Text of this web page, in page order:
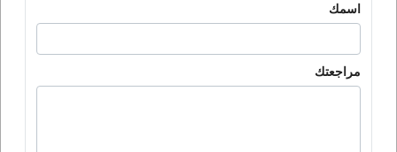
اسمك
مراجعتك